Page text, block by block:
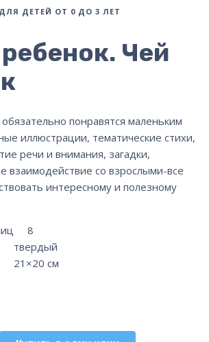
ДЕТЕЙ ОТ 0 ДО 3 ЛЕТ
Чей
понравятся маленьким
иллюстрации, тематические стихи,
речи и внимания, загадки,
взаимодействие со взрослыми-все
интересному и полезному
8
твердый
21×20 cм